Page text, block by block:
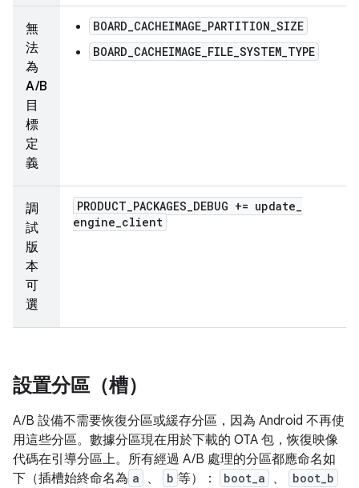
無
法
為
A/B
目
標
定
義
BOARD_CACHEIMAGE_PARTITION_SIZE
BOARD_CACHEIMAGE_FILE_SYSTEM_TYPE
調
試
版
本
可
選
PRODUCT PACKAGES DEBUG += update
engine client
設置分區（槽）
A/B 設備不需要恢復分區或緩存分區，因為 Android 不再使
用這些分區。數據分區現在用於下載的 OTA 包，恢復映像
代碼在引導分區上。所有經過 A/B 處理的分區都應命名如
下（插槽始終命名為 a 、 b 等）： boot_a 、 boot_b